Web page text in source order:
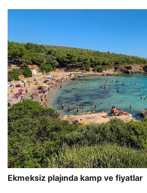
Ekmeksiz plajında ​​kamp ve fiyatlar